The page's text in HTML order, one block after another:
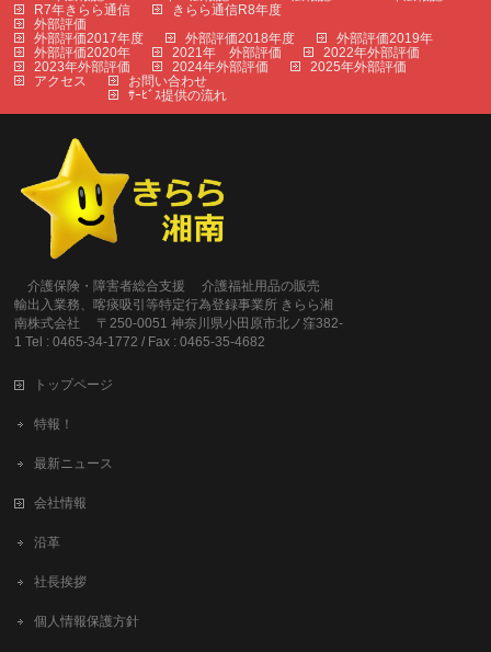
R7年きらら通信
きらら通信R8年度
外部評価
外部評価2017年度
外部評価2018年度
外部評価2019年
外部評価2020年
2021年 外部評価
2022年外部評価
2023年外部評価
2024年外部評価
2025年外部評価
アクセス
お問い合わせ
ｻｰﾋﾞｽ提供の流れ
介護保険・障害者総合支援 介護福祉用品の販売
輸出入業務、喀痰吸引等特定行為登録事業所 きらら湘
南株式会社 〒250-0051 神奈川県小田原市北ノ窪382-
1 Tel : 0465-34-1772 / Fax : 0465-35-4682
トップページ
特報！
最新ニュース
会社情報
沿革
社長挨拶
個人情報保護方針